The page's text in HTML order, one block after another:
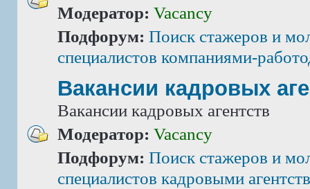
Модератор: Vacancy
Подфорум: Поиск стажеров и
специалистов компаниями-
Вакансии кадровых
Вакансии кадровых агентств
Модератор: Vacancy
Подфорум: Поиск стажеров и
специалистов кадровыми